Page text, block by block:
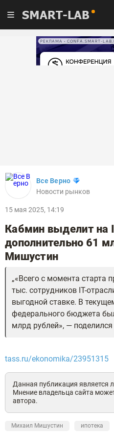
SMART-LAB
РЕКЛАМА • CONFA.SMART-
Все Верно
Новости рынков
15 мая 2025, 14:19
Кабмин выделит на
дополнительно 61
Мишустин
«Всего с момента старта
тыс. сотрудников IT-
выгодной ставке. В
федерального бюджета
млрд рублей», —
tass.ru/ekonomika/23951315
Данная публикация является
Мнение владельца сайта
автора.
Михаил Мишустин ипотека